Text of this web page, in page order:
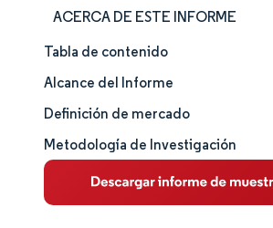
ACERCA DE ESTE INFORME
Tamaño y cuota de mercado
Análisis de mercado
Tendencias e ideas
Análisis de segmentos
Tabla de contenido
Alcance del Informe
Definición de mercado
Metodología de Investigación